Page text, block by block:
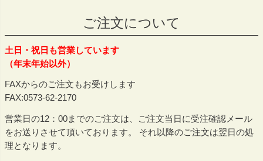
ご注文について
土日・祝日も営業しています
（年末年始以外）
FAXからのご注文もお受けします
FAX:0573-62-2170
営業日の12：00までのご注文は、ご注文当日に受注確認メール
をお送りさせて頂いております。 それ以降のご注文は翌日の処
理となります。